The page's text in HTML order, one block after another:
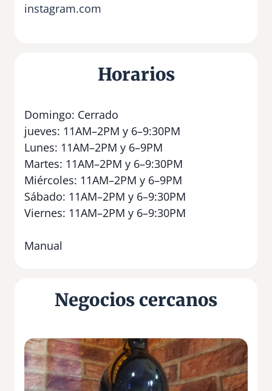
instagram.com
Horarios
Domingo: Cerrado
jueves: 11AM–2PM y 6–9:30PM
Lunes: 11AM–2PM y 6–9PM
Martes: 11AM–2PM y 6–9:30PM
Miércoles: 11AM–2PM y 6–9PM
Sábado: 11AM–2PM y 6–9:30PM
Viernes: 11AM–2PM y 6–9:30PM
Manual
Negocios cercanos
V
i
n